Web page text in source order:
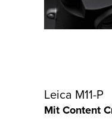
Leica M11-P
Mit Content